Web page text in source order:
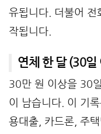
유됩니다. 더불어 전
작됩니다.
연체 한 달 (30일
30만 원 이상을 30
이 남습니다. 이 기
용대출, 카드론, 주